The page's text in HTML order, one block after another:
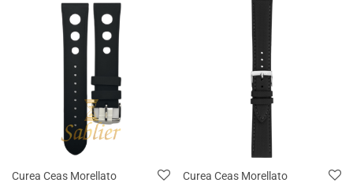
Curea Ceas Morellato
Curea Ceas Morellato